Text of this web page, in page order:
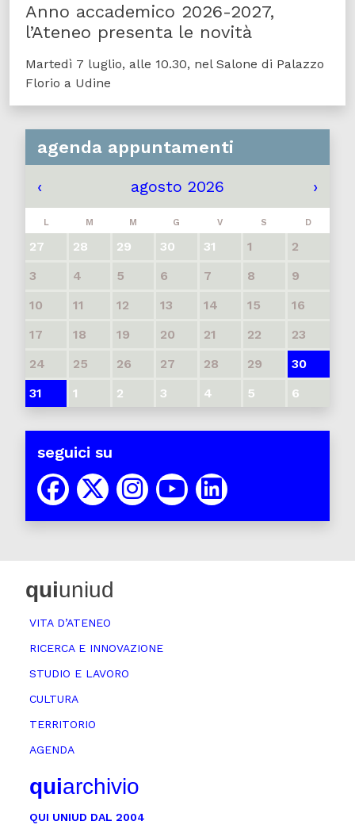
Anno accademico 2026-2027,
l’Ateneo presenta le novità
Martedì 7 luglio, alle 10.30, nel Salone di Palazzo
Florio a Udine
agenda appuntamenti
‹ agosto 2026 ›
L M M G V S D
27 28 29 30 31 1
2
3
4 5 6 7 8
9
10
11 12 13 14 15
16
17
18 19 20 21 22
23
24
25 26 27 28 29
30
31
1 2 3 4 5 6
seguici su
quiuniud
VITA D’ATENEO
RICERCA E INNOVAZIONE
STUDIO E LAVORO
CULTURA
TERRITORIO
AGENDA
quiarchivio
QUI UNIUD DAL 2004